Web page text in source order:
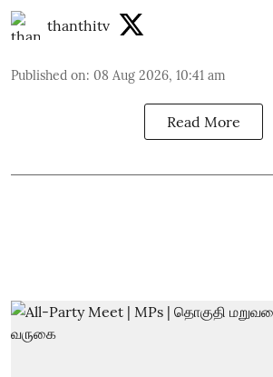
thanthitv
Published on: 08 Aug 2026, 10:41 am
Read More